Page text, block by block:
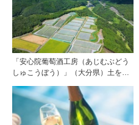
「安心院葡萄酒工房（あじむぶどう
しゅこうぼう）」（大分県）土を作
ワインに実を結ぶ